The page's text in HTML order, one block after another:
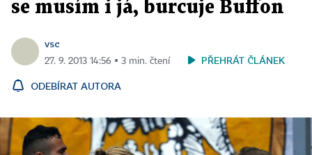
se musím i já, burcuje Buffon
vsc
27. 9. 2013 14:56 ▪ 3 min. čtení PŘEHRÁT ČLÁNEK
ODEBÍRAT AUTORA